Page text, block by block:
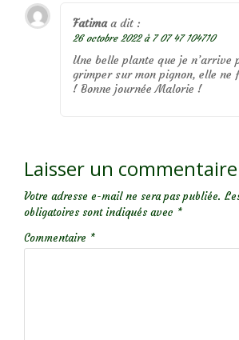
Fatima a dit :
26 octobre 2022 à 7 07 47 104710
Une belle plante que je n’arrive
grimper sur mon pignon, elle ne
! Bonne journée Malorie !
Laisser un commentaire
Votre adresse e-mail ne sera pas publiée.
obligatoires sont indiqués avec *
Commentaire *